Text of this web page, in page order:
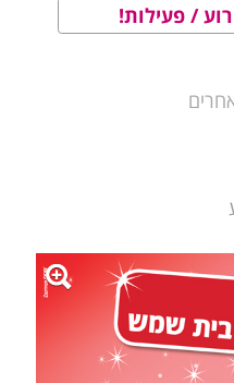
/ פעילות!